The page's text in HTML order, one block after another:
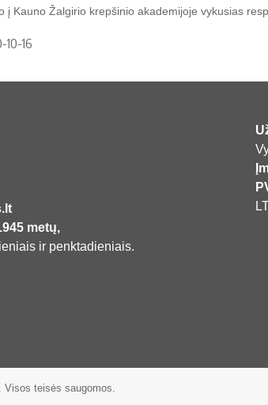
į Kauno Žalgirio krepšinio akademijoje vykusias
10-16
metų,
ir penktadieniais.
Visos teisės saugomos.